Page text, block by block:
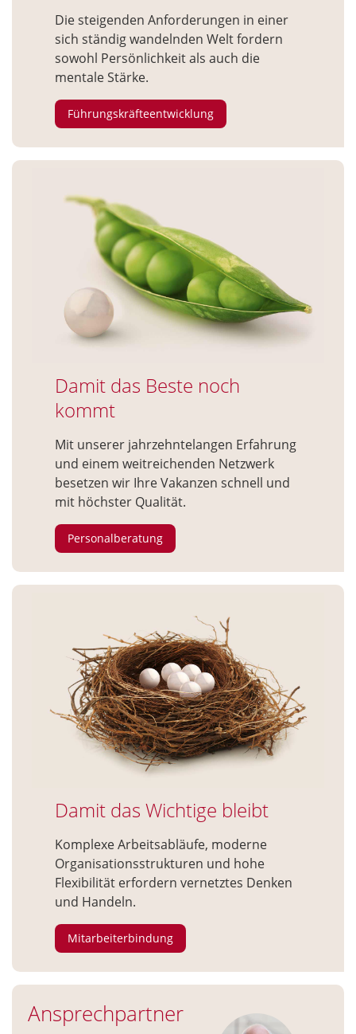
Die steigenden Anforderungen in einer
sich ständig wandelnden Welt fordern
sowohl Persönlichkeit als auch die
mentale Stärke.
Führungskräfteentwicklung
Damit das Beste noch
kommt
Mit unserer jahrzehntelangen Erfahrung
und einem weitreichenden Netzwerk
besetzen wir Ihre Vakanzen schnell und
mit höchster Qualität.
Personalberatung
Damit das Wichtige bleibt
Komplexe Arbeitsabläufe, moderne
Organisationsstrukturen und hohe
Flexibilität erfordern vernetztes Denken
und Handeln.
Mitarbeiterbindung
Ansprechpartner